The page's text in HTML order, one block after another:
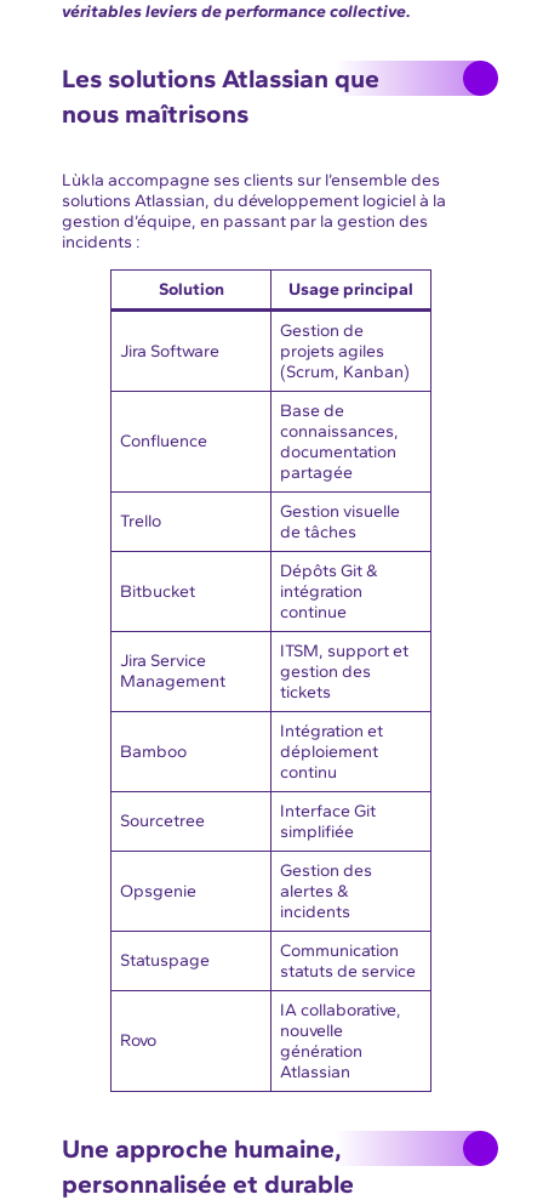
véritables leviers de performance collective.
Les solutions Atlassian que
nous maîtrisons
Lùkla accompagne ses clients sur l’ensemble des
solutions Atlassian, du développement logiciel à la
gestion d’équipe, en passant par la gestion des
incidents :
Solution Usage principal
Jira Software
Gestion de
projets agiles
(Scrum, Kanban)
Confluence
Base de
connaissances,
documentation
partagée
Trello
Gestion visuelle
de tâches
Bitbucket
Dépôts Git &
intégration
continue
Jira Service
Management
ITSM, support et
gestion des
tickets
Bamboo
Intégration et
déploiement
continu
Sourcetree
Interface Git
simplifiée
Opsgenie
Gestion des
alertes &
incidents
Statuspage
Communication
statuts de service
Rovo
IA collaborative,
nouvelle
génération
Atlassian
Une approche humaine,
personnalisée et durable